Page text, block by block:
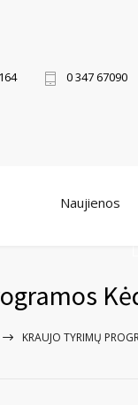
0 347 67090
Naujienos
KRAUJO TYRIMŲ